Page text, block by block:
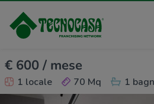
€ 600 / mese
1 locale 70 Mq 1